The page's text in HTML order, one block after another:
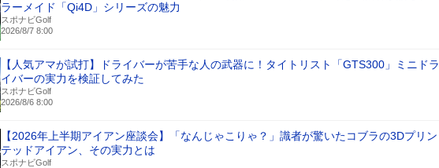
ラーメイド「Qi4D」シリーズの魅力
スポナビGolf
2026/8/7 8:00
【人気アマが試打】ドライバーが苦手な人の武器に！タイトリスト「GTS300」ミニドラ
イバーの実力を検証してみた
スポナビGolf
2026/8/6 8:00
【2026年上半期アイアン座談会】「なんじゃこりゃ？」識者が驚いたコブラの3Dプリン
テッドアイアン、その実力とは
スポナビGolf